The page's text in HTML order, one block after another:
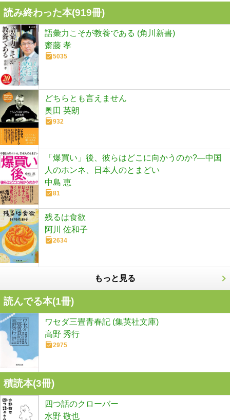
読み終わった本(919冊)
語彙力こそが教養である (角川新書)
齋藤 孝
5035
どちらとも言えません
奥田 英朗
932
「爆買い」後、彼らはどこに向かうのか?―中国
人のホンネ、日本人のとまどい
中島 恵
81
残るは食欲
阿川 佐和子
2634
もっと見る
読んでる本(1冊)
ワセダ三畳青春記 (集英社文庫)
高野 秀行
2975
積読本(3冊)
四つ話のクローバー
水野 敬也